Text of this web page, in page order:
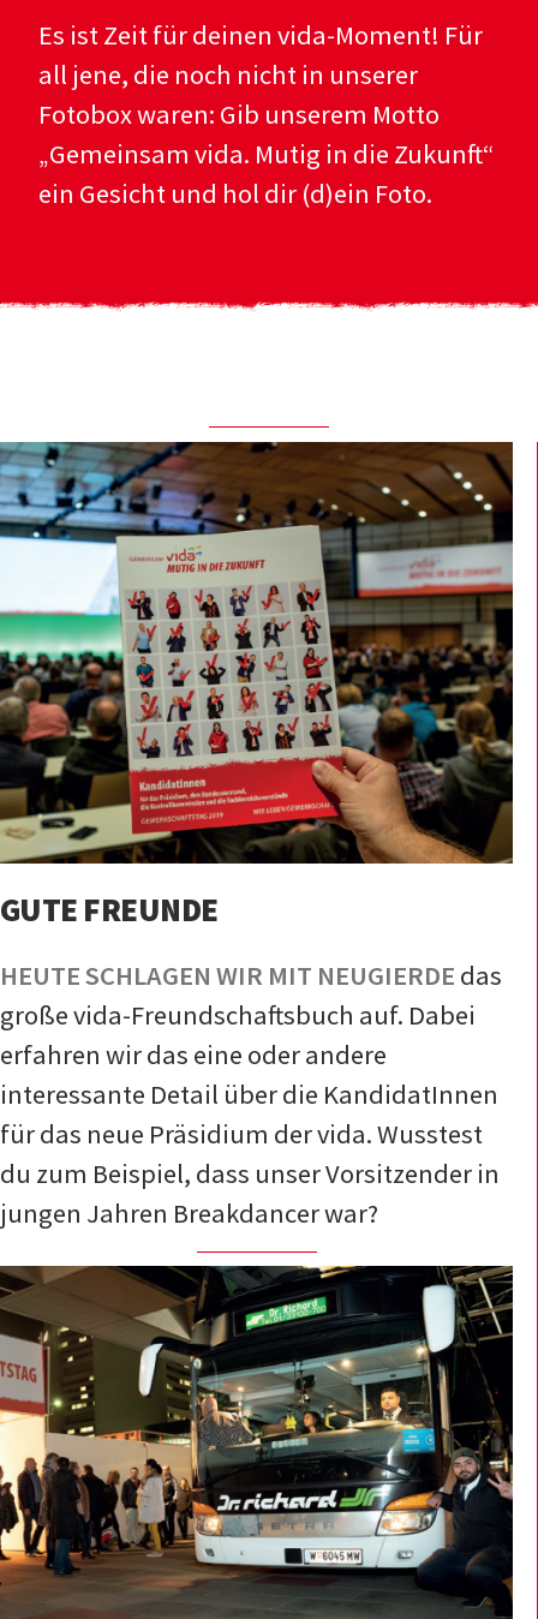
Es ist Zeit für deinen vida-Moment! Für
all jene, die noch nicht in unserer
Fotobox waren: Gib unserem Motto
„Gemeinsam vida. Mutig in die Zukunft“
ein Gesicht und hol dir (d)ein Foto.
GUTE FREUNDE
HEUTE SCHLAGEN WIR MIT NEUGIERDE das
große vida-Freundschaftsbuch auf. Dabei
erfahren wir das eine oder andere
interessante Detail über die KandidatInnen
für das neue Präsidium der vida. Wusstest
du zum Beispiel, dass unser Vorsitzender in
jungen Jahren Breakdancer war?